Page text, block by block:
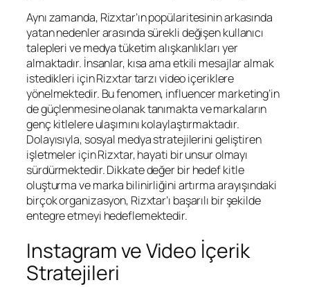
Aynı zamanda, Rizxtar’ın popülaritesinin arkasında
yatan nedenler arasında sürekli değişen kullanıcı
talepleri ve medya tüketim alışkanlıkları yer
almaktadır. İnsanlar, kısa ama etkili mesajlar almak
istedikleri için Rizxtar tarzı video içeriklere
yönelmektedir. Bu fenomen, influencer marketing’in
de güçlenmesine olanak tanımakta ve markaların
genç kitlelere ulaşımını kolaylaştırmaktadır.
Dolayısıyla, sosyal medya stratejilerini geliştiren
işletmeler için Rizxtar, hayati bir unsur olmayı
sürdürmektedir. Dikkate değer bir hedef kitle
oluşturma ve marka bilinirliğini artırma arayışındaki
birçok organizasyon, Rizxtar’ı başarılı bir şekilde
entegre etmeyi hedeflemektedir.
Instagram ve Video İçerik
Stratejileri